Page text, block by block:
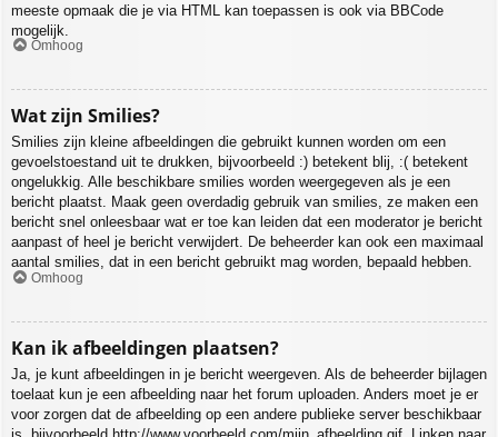
meeste opmaak die je via HTML kan toepassen is ook via BBCode
mogelijk.
Omhoog
Wat zijn Smilies?
Smilies zijn kleine afbeeldingen die gebruikt kunnen worden om een
gevoelstoestand uit te drukken, bijvoorbeeld :) betekent blij, :( betekent
ongelukkig. Alle beschikbare smilies worden weergegeven als je een
bericht plaatst. Maak geen overdadig gebruik van smilies, ze maken een
bericht snel onleesbaar wat er toe kan leiden dat een moderator je bericht
aanpast of heel je bericht verwijdert. De beheerder kan ook een maximaal
aantal smilies, dat in een bericht gebruikt mag worden, bepaald hebben.
Omhoog
Kan ik afbeeldingen plaatsen?
Ja, je kunt afbeeldingen in je bericht weergeven. Als de beheerder bijlagen
toelaat kun je een afbeelding naar het forum uploaden. Anders moet je er
voor zorgen dat de afbeelding op een andere publieke server beschikbaar